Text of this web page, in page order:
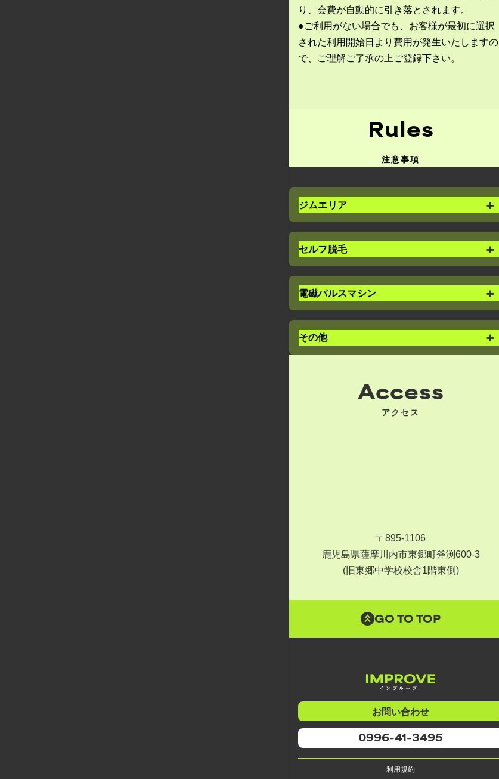
り、会費が自動的に引き落とされます。
●ご利用がない場合でも、お客様が最初に選択
された利用開始日より費用が発生いたしますの
で、ご理解ご了承の上ご登録下さい。
Rules
注意事項
ジムエリア
セルフ脱毛
電磁パルスマシン
その他
Access
アクセス
〒895-1106
鹿児島県薩摩川内市東郷町斧渕600-3
(旧東郷中学校校舎1階東側)
GO TO TOP
お問い合わせ
0996-41-3495
利用規約